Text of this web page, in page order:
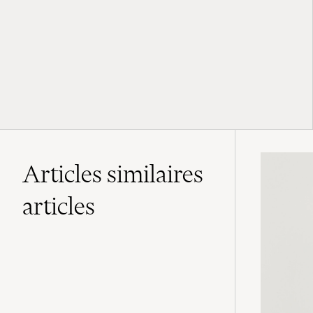
Articles similaires
articles